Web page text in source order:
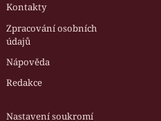
Kontakty
Zpracování osobních
údajů
Nápověda
Redakce
Nastavení soukromí